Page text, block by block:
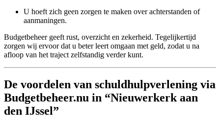
U hoeft zich geen zorgen te maken over achterstanden of
aanmaningen.
Budgetbeheer geeft rust, overzicht en zekerheid. Tegelijkertijd
zorgen wij ervoor dat u beter leert omgaan met geld, zodat u na
afloop van het traject zelfstandig verder kunt.
De voordelen van schuldhulpverlening via
Budgetbeheer.nu in “Nieuwerkerk aan
den IJssel”